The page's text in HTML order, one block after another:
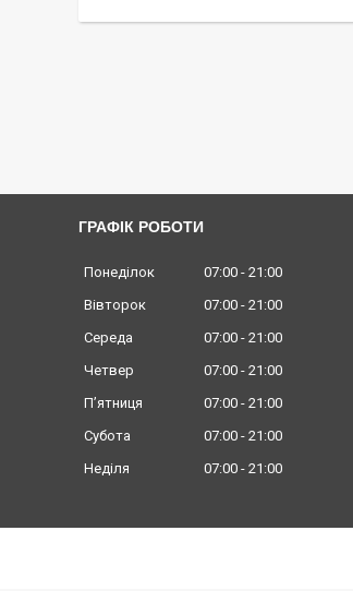
ГРАФІК РОБОТИ
Понеділок 07:00
21:00
Вівторок
07:00
21:00
Середа
07:00
21:00
Четвер
07:00
21:00
Пʼятниця
07:00
21:00
Субота
07:00
21:00
Неділя
07:00 21:00